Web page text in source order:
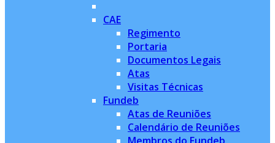
CAE
Regimento
Portaria
Documentos Legais
Atas
Visitas Técnicas
Fundeb
Atas de Reuniões
Calendário de Reuniões